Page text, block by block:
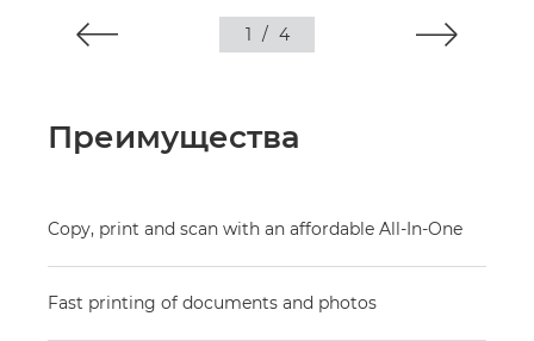
1 / 4
Преимущества
Copy, print and scan with an affordable All-In-One
Fast printing of documents and photos